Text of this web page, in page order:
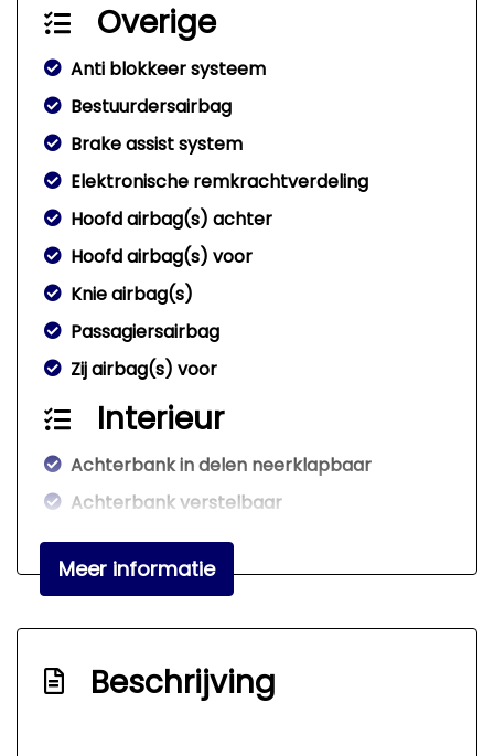
Overige
Anti blokkeer systeem
Bestuurdersairbag
Brake assist system
Elektronische remkrachtverdeling
Hoofd airbag(s) achter
Hoofd airbag(s) voor
Knie airbag(s)
Passagiersairbag
Zij airbag(s) voor
Interieur
Achterbank in delen neerklapbaar
Achterbank verstelbaar
Bestuurdersstoel in hoogte verstelbaar
Electronic climate control
Stuur verstelbaar
Meer informatie
Beschrijving